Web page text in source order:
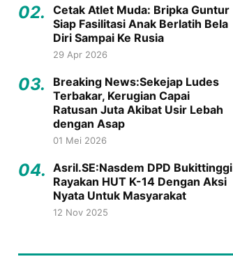
02.
Cetak Atlet Muda: Bripka Guntur
Siap Fasilitasi Anak Berlatih Bela
Diri Sampai Ke Rusia
29 Apr 2026
03.
Breaking News:Sekejap Ludes
Terbakar, Kerugian Capai
Ratusan Juta Akibat Usir Lebah
dengan Asap
01 Mei 2026
04. Asril.SE:Nasdem DPD Bukittinggi
Rayakan HUT K-14 Dengan Aksi
Nyata Untuk Masyarakat
12 Nov 2025